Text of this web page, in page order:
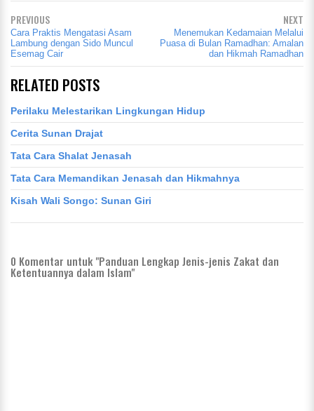
PREVIOUS
Cara Praktis Mengatasi Asam
Lambung dengan Sido Muncul
Esemag Cair
NEXT
Menemukan Kedamaian Melalui
Puasa di Bulan Ramadhan: Amalan
dan Hikmah Ramadhan
RELATED POSTS
Perilaku Melestarikan Lingkungan Hidup
Cerita Sunan Drajat
Tata Cara Shalat Jenasah
Tata Cara Memandikan Jenasah dan Hikmahnya
Kisah Wali Songo: Sunan Giri
0 Komentar untuk "Panduan Lengkap Jenis-jenis Zakat dan
Ketentuannya dalam Islam"